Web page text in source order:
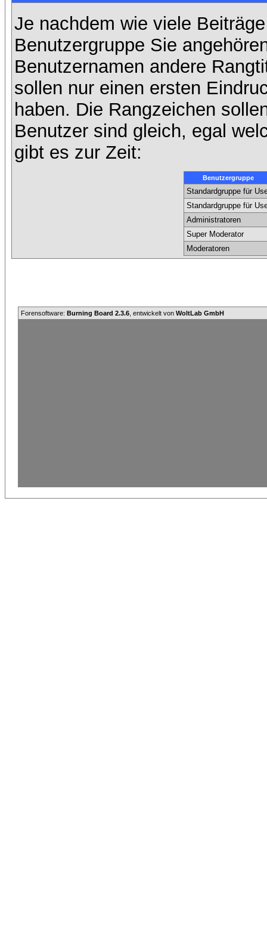
Je nachdem wie viele
Benutzergruppe Sie
Benutzernamen andere
sollen nur einen ersten
haben. Die Rangzeichen
Benutzer sind gleich, egal
gibt es zur Zeit:
Benutzergruppe
Standardgruppe für
Standardgruppe für
Administratoren
Super Moderator
Moderatoren
Forensoftware: Burning Board 2.3.6 , entwickelt von WoltLab GmbH